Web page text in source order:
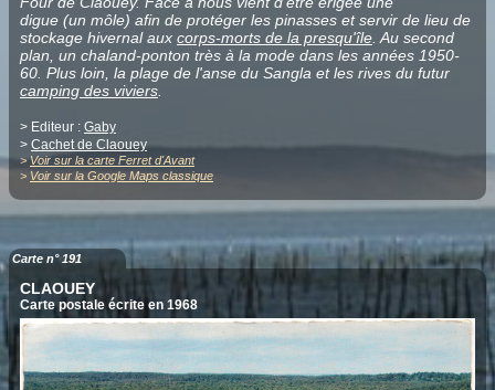
digue (un môle) afin de protéger les pinasses et servir de lieu de
stockage hivernal aux corps-morts de la presqu'île . Au second
plan, un chaland-ponton très à la mode dans les années 1950-
60. Plus loin, la plage de l'anse du Sangla et les rives du futur
camping des viviers
> Editeur : Gaby
> Cachet de Claouey
>Voir sur la carte Ferret d'Avant
> Voir sur la Google Maps classique
Carte n° 191
CLAOUEY
Carte postale écrite en 1968